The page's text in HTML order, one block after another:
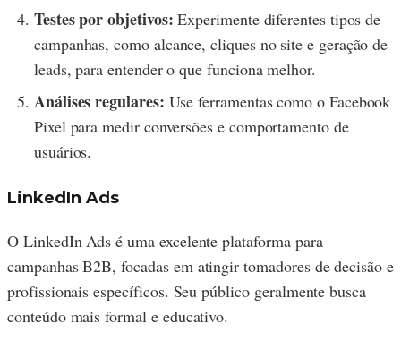
Testes por objetivos: Experimente diferentes tipos de
campanhas, como alcance, cliques no site e geração de
leads, para entender o que funciona melhor.
Análises regulares: Use ferramentas como o Facebook
Pixel para medir conversões e comportamento de
usuários.
LinkedIn Ads
O LinkedIn Ads é uma excelente plataforma para
campanhas B2B, focadas em atingir tomadores de decisão e
profissionais específicos. Seu público geralmente busca
conteúdo mais formal e educativo.